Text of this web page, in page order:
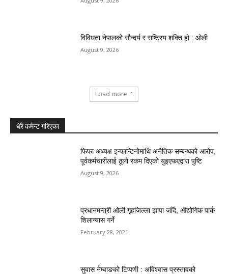
विविधता नेपालको सौन्दर्य र राष्ट्रिय शक्ति हो : ओली
August 9, 2026
Load more
धेरै कमेन्ट गरिएका
फिफा अध्यक्ष इन्फान्टिनोमाथि अनैतिक सम्बन्धको आरोप,
पूर्वकर्मचारीलाई ठूलो रकम दिएको युइएफएद्वारा पुष्टि
August 9, 2026
प्रधानमन्त्री ओली गृहजिल्ला झापा जाँदै, औद्योगिक पार्क
शिलान्यास गर्ने
February 28, 2021
सुवास नेम्वाङको टिप्पणी : अविश्वास प्रस्तावको